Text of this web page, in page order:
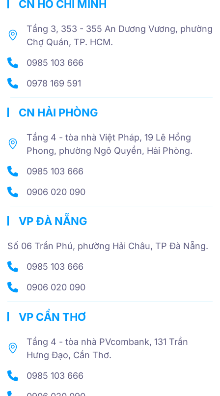
CN HỒ CHÍ MINH
Tầng 3, 353 - 355 An Dương Vương, phường
Chợ Quán, TP. HCM.
0985 103 666
0978 169 591
CN HẢI PHÒNG
Tầng 4 - tòa nhà Việt Pháp, 19 Lê Hồng
Phong, phường Ngô Quyền, Hải Phòng.
0985 103 666
0906 020 090
VP ĐÀ NẴNG
Số 06 Trần Phú, phường Hải Châu, TP Đà Nẵng.
0985 103 666
0906 020 090
VP CẦN THƠ
Tầng 4 - tòa nhà PVcombank, 131 Trần
Hưng Đạo, Cần Thơ.
0985 103 666